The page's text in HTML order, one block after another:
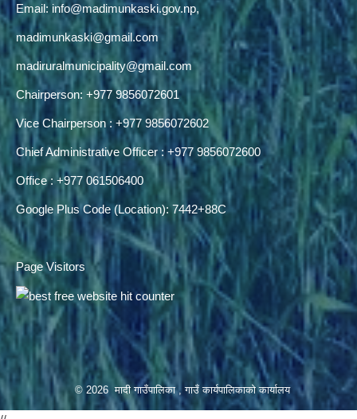
Email: info@madimunkaski.gov.np,
madimunkaski@gmail.com
madiruralmunicipality@gmail.com
Chairperson: +977 9856072601
Vice Chairperson : +977 9856072602
Chief Administrative Officer : +977 9856072600
Office : +977 061506400
Google Plus Code (Location): 7442+88C
Page Visitors
© 2026 मादी गाउँपालिका , गाउँ कार्यपालिकाको कार्यालय